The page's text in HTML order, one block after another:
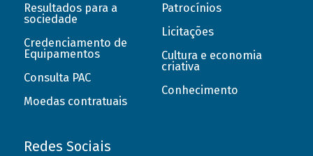
Resultados para a
sociedade
Credenciamento de
Equipamentos
Consulta PAC
Moedas contratuais
Patrocínios
Licitações
Cultura e economia
criativa
Conhecimento
Redes Sociais